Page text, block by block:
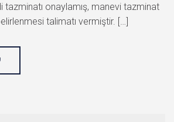
onaylamış, manevi tazminat
talimatı vermiştir. […]